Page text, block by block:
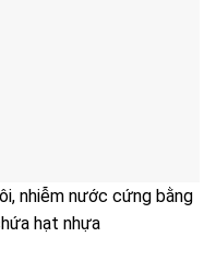
nhiễm nước cứng bằng
hạt nhựa